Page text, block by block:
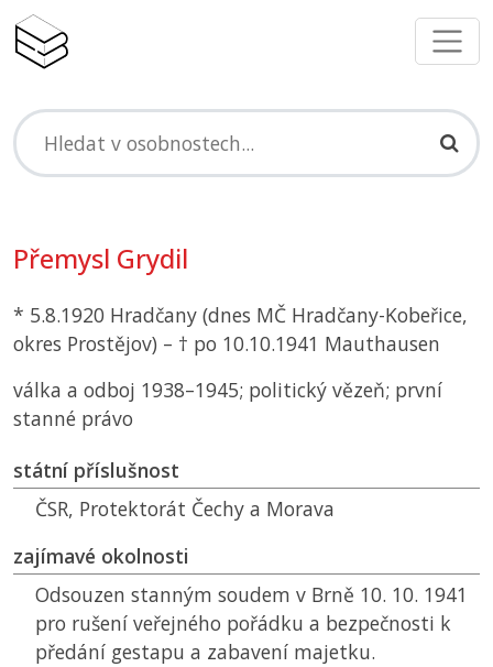
Přemysl Grydil
* 5.8.1920 Hradčany (dnes MČ Hradčany-Kobeřice,
okres Prostějov) – † po 10.10.1941 Mauthausen
válka a odboj 1938–1945; politický vězeň; první
stanné právo
státní příslušnost
ČSR, Protektorát Čechy a Morava
zajímavé okolnosti
Odsouzen stanným soudem v Brně 10. 10. 1941
pro rušení veřejného pořádku a bezpečnosti k
předání gestapu a zabavení majetku.